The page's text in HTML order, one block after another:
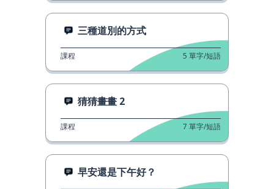
三種道別的方式
課程 5 單字/短語
猜猜畫畫 2
課程 7 單字/短語
早安還是下午好？